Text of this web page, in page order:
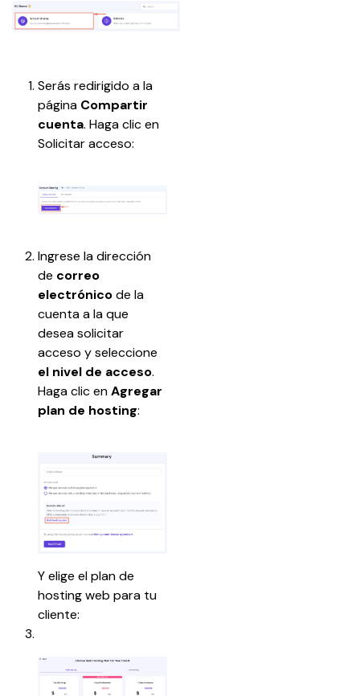
Serás redirigido a la
página Compartir
cuenta. Haga clic en
Solicitar acceso:
Ingrese la dirección
de correo
electrónico de la
cuenta a la que
desea solicitar
acceso y seleccione
el nivel de acceso.
Haga clic en Agregar
plan de hosting:
Y elige el plan de
hosting web para tu
cliente:​